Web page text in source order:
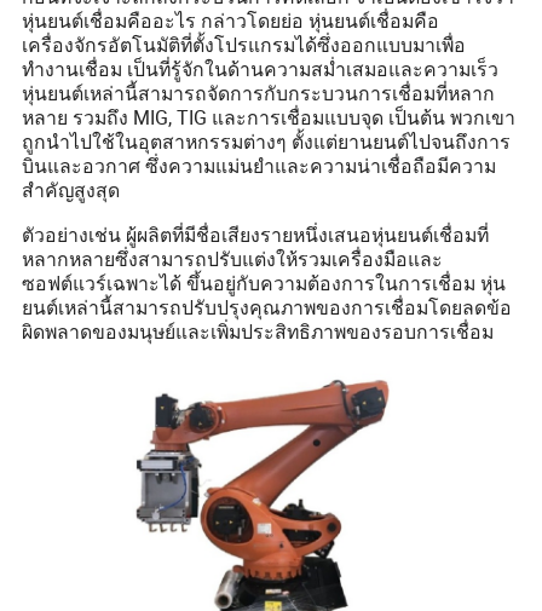
หุ่นยนต์เชื่อมคืออะไร กล่าวโดยย่อ หุ่นยนต์เชื่อมคือ
เครื่องจักรอัตโนมัติที่ตั้งโปรแกรมได้ซึ่งออกแบบมาเพื่อ
ทำงานเชื่อม เป็นที่รู้จักในด้านความสม่ำเสมอและความเร็ว
หุ่นยนต์เหล่านี้สามารถจัดการกับกระบวนการเชื่อมที่หลาก
หลาย รวมถึง MIG, TIG และการเชื่อมแบบจุด เป็นต้น พวกเขา
ถูกนำไปใช้ในอุตสาหกรรมต่างๆ ตั้งแต่ยานยนต์ไปจนถึงการ
บินและอวกาศ ซึ่งความแม่นยำและความน่าเชื่อถือมีความ
สำคัญสูงสุด
ตัวอย่างเช่น ผู้ผลิตที่มีชื่อเสียงรายหนึ่งเสนอหุ่นยนต์เชื่อมที่
หลากหลายซึ่งสามารถปรับแต่งให้รวมเครื่องมือและ
ซอฟต์แวร์เฉพาะได้ ขึ้นอยู่กับความต้องการในการเชื่อม หุ่น
ยนต์เหล่านี้สามารถปรับปรุงคุณภาพของการเชื่อมโดยลดข้อ
ผิดพลาดของมนุษย์และเพิ่มประสิทธิภาพของรอบการเชื่อม